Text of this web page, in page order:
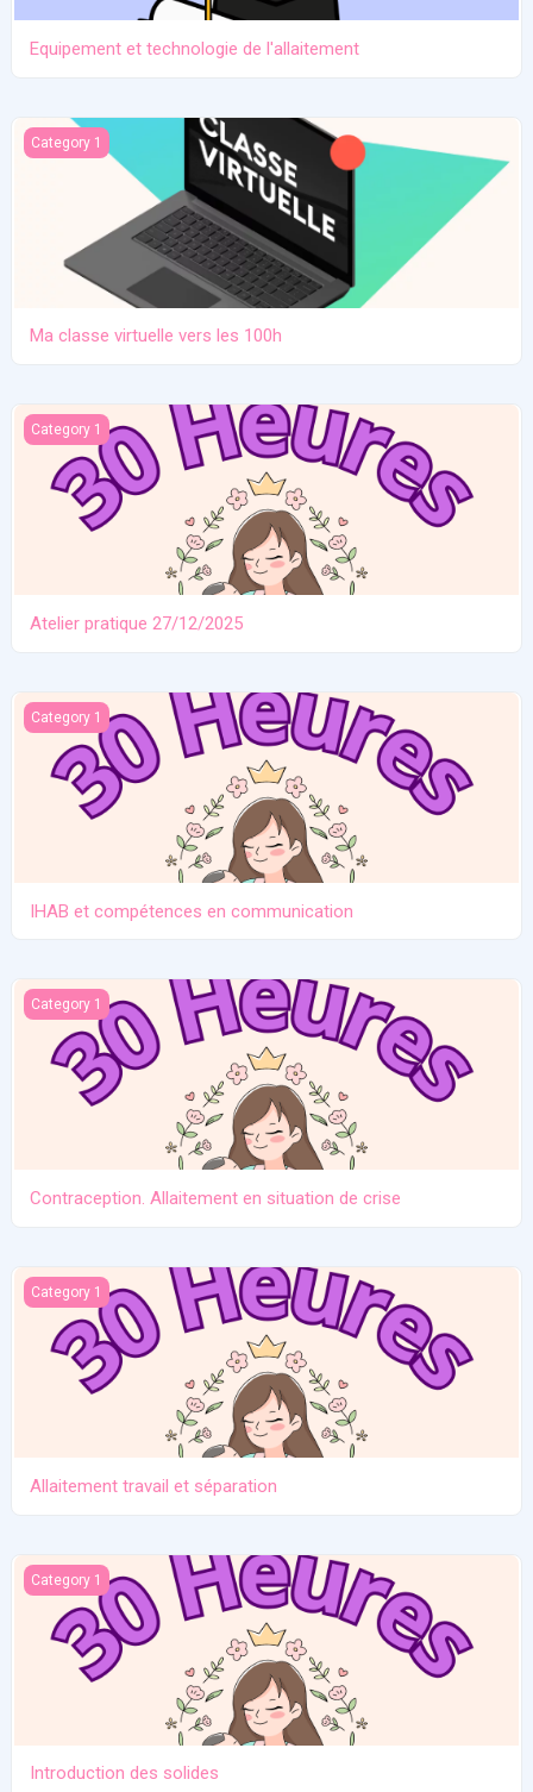
Equipement et technologie de l'allaitement
Ma classe virtuelle vers les 100h
Category 1
Ma classe virtuelle vers les 100h
Atelier pratique 27/12/2025
Category 1
Atelier pratique 27/12/2025
IHAB et compétences en communication
Category 1
IHAB et compétences en communication
Contraception. Allaitement en situation de crise
Category 1
Contraception. Allaitement en situation de crise
Allaitement travail et séparation
Category 1
Allaitement travail et séparation
Introduction des solides
Category 1
Introduction des solides